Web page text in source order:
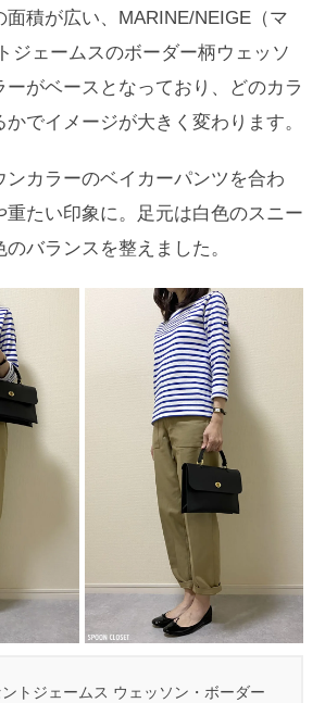
面積が広い、MARINE/NEIGE（マ
ジェームスのボーダー柄ウェッソ
ーがベースとなっており、どのカラ
でイメージが大きく変わります。
ンカラーのベイカーパンツを合わ
重たい印象に。足元は白色のスニー
バランスを整えました。
ントジェームス ウェッソン・ボーダー